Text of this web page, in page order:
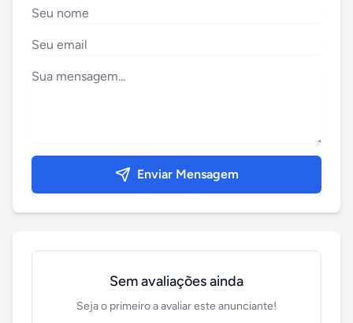
Enviar Mensagem
Sem avaliações ainda
Seja o primeiro a avaliar este anunciante!